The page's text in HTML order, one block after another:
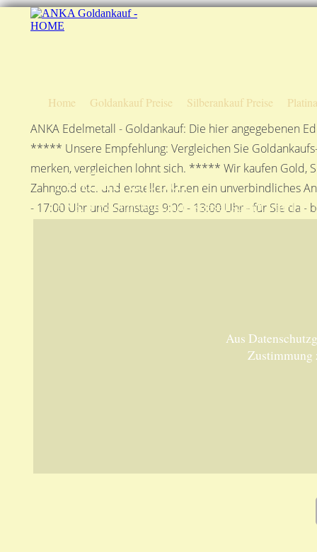
Home Goldankauf Preise Silberankauf Preise
ANKA Edelmetall - Goldankauf: Die hier angegebenen
***** Unsere Empfehlung: Vergleichen Sie
merken, vergleichen lohnt sich. ***** Wir kaufen Gold,
Zahngold etc. und erstellen Ihnen ein unverbindliches
- 17:00 Uhr und Samstags 9:00 - 13:00 Uhr - für Sie
Anfahrtsplan
ANKA Edelmetallhandelsgesellschaft mbH in
Aus
Zustimmung